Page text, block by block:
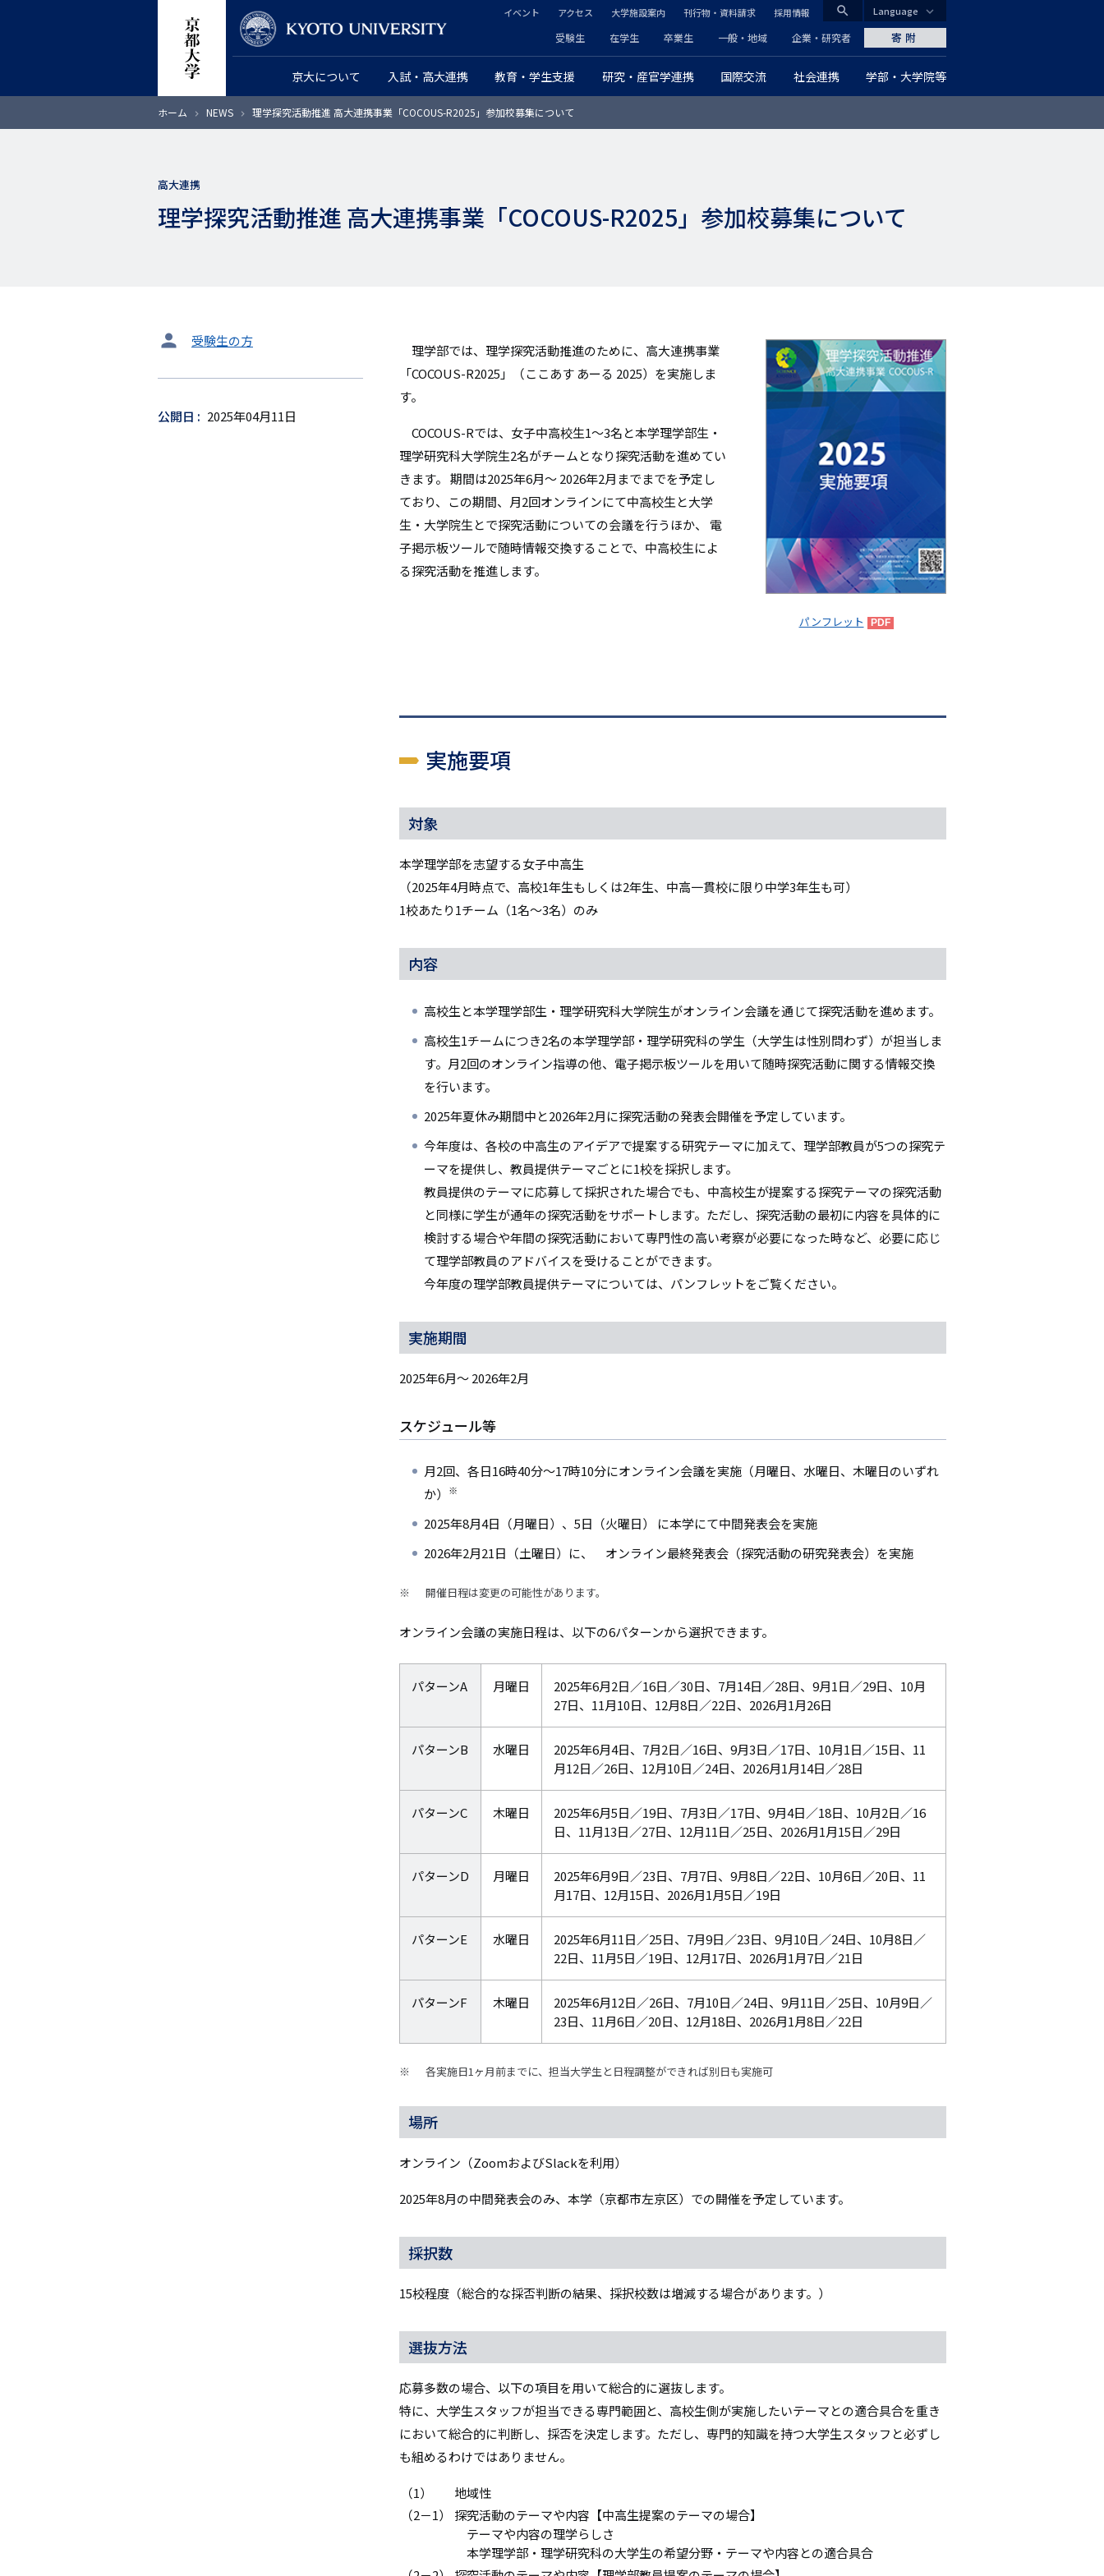
ン
CLOSE
search
グ
ロ
京大について 入試・高大連携 教育・学生支援 研究・産官学連携 国際交流 社会連携 学部・大学院等
ヘ
ッ
ダ
ラ
ー
ン
ク
受験生 在学生 卒業生 一般・地域 企業・研究者
ッ
ダ
ー
カ
リ
ク
イベント アクセス 大学施設案内 刊行物・資料請求 採用情報
寄附
Language
ホーム NEWS 理学探究活動推進 高大連携事業「COCOUS-R2025」参加校募集について
高大連携
理学探究活動推進 高大連携事業「COCOUS-R2025」参加校募集について
タ
ッ
受験生の方
公開日 2025年04月11日
パンフレット
理学部では、理学探究活動推進のために、高大連携事業
「COCOUS-R2025」（ここあす あーる 2025）を実施しま
す。
COCOUS-Rでは、⼥⼦中⾼校⽣1～3名と本学理学部⽣・
理学研究科⼤学院⽣2名がチームとなり探究活動を進めてい
きます。 期間は2025年6月～ 2026年2月までまでを予定し
ており、この期間、⽉2回オンラインにて中⾼校⽣と⼤学
⽣・⼤学院⽣とで探究活動についての会議を⾏うほか、 電
子掲⽰板ツールで随時情報交換することで、中⾼校⽣によ
る探究活動を推進します。
実施要項
対象
本学理学部を志望する女子中高生
（2025年4月時点で、高校1年生もしくは2年生、中高一貫校に限り中学3年生も可）
1校あたり1チーム（1名～3名）のみ
内容
高校生と本学理学部生・理学研究科大学院生がオンライン会議を通じて探究活動を進めます。
高校生1チームにつき2名の本学理学部・理学研究科の学生（大学生は性別問わず）が担当しま
す。月2回のオンライン指導の他、電子掲示板ツールを用いて随時探究活動に関する情報交換
を行います。
2025年夏休み期間中と2026年2月に探究活動の発表会開催を予定しています。
今年度は、各校の中高生のアイデアで提案する研究テーマに加えて、理学部教員が5つの探究テ
ーマを提供し、教員提供テーマごとに1校を採択します。
教員提供のテーマに応募して採択された場合でも、中高校生が提案する探究テーマの探究活動
と同様に学生が通年の探究活動をサポートします。ただし、探究活動の最初に内容を具体的に
検討する場合や年間の探究活動において専門性の高い考察が必要になった時など、必要に応じ
て理学部教員のアドバイスを受けることができます。
今年度の理学部教員提供テーマについては、パンフレットをご覧ください。
実施期間
2025年6月～ 2026年2月
スケジュール等
月2回、各日16時40分～17時10分にオンライン会議を実施（月曜日、水曜日、木曜日のいずれ
か）
※
2025年8月4日（月曜日）、5日（火曜日） に本学にて中間発表会を実施
2026年2月21日（土曜日）に、 オンライン最終発表会（探究活動の研究発表会）を実施
開催日程は変更の可能性があります。
オンライン会議の実施日程は、以下の6パターンから選択できます。
パターンA 月曜日
2025年6月2日／16日／30日、7月14日／28日、9月1日／29日、10月
27日、11月10日、12月8日／22日、2026月1月26日
パターンB 水曜日
2025年6月4日、7月2日／16日、9月3日／17日、10月1日／15日、11
月12日／26日、12月10日／24日、2026月1月14日／28日
パターンC 木曜日
2025年6月5日／19日、7月3日／17日、9月4日／18日、10月2日／16
日、11月13日／27日、12月11日／25日、2026月1月15日／29日
パターンD 月曜日
2025年6月9日／23日、7月7日、9月8日／22日、10月6日／20日、11
月17日、12月15日、2026月1月5日／19日
パターンE 水曜日
2025年6月11日／25日、7月9日／23日、9月10日／24日、10月8日／
22日、11月5日／19日、12月17日、2026月1月7日／21日
パターンF 木曜日
2025年6月12日／26日、7月10日／24日、9月11日／25日、10月9日／
23日、11月6日／20日、12月18日、2026月1月8日／22日
各実施日1ヶ月前までに、担当大学生と日程調整ができれば別日も実施可
場所
オンライン（ZoomおよびSlackを利用）
2025年8月の中間発表会のみ、本学（京都市左京区）での開催を予定しています。
採択数
15校程度（総合的な採否判断の結果、採択校数は増減する場合があります。）
選抜方法
応募多数の場合、以下の項目を用いて総合的に選抜します。
特に、大学生スタッフが担当できる専門範囲と、高校生側が実施したいテーマとの適合具合を重き
において総合的に判断し、採否を決定します。ただし、専門的知識を持つ大学生スタッフと必ずし
も組めるわけではありません。
（1）
地域性
（2－1）
探究活動のテーマや内容【中高生提案のテーマの場合】
テーマや内容の理学らしさ
本学理学部・理学研究科の大学生の希望分野・テーマや内容との適合具合